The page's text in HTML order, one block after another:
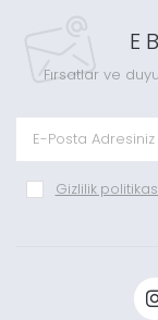
E
Fırsatlar ve
Gizlilik